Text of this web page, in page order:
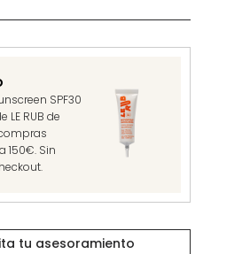
SPF30
LE RUB de
150€. Sin
tu asesoramiento